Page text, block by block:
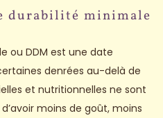
durabilité minimale
ou DDM est une date
denrées au-delà de
et nutritionnelles ne sont
moins de goût, moins